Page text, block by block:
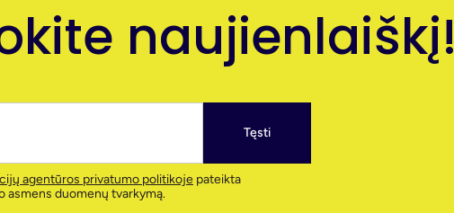
naujienlaiškį!
Tęsti
agentūros privatumo politikoje pateikta
asmens duomenų tvarkymą.